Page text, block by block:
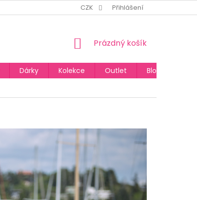
CZK Přihlášení
NÁKUPNÍ
Prázdný košík
Dárky Kolekce Outlet
Blog